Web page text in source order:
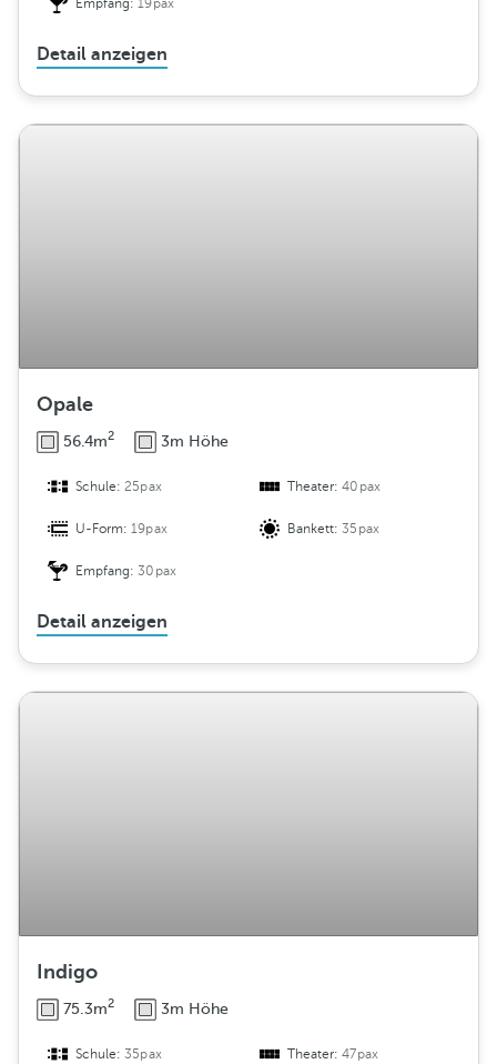
Empfang:19pax
Detail anzeigen
Opale
56.4m2 3m Höhe
Schule:25pax Theater:40pax
U-Form:19pax Bankett:35pax
Empfang:30pax
Detail anzeigen
Indigo
75.3m2 3m Höhe
Schule:35pax Theater:47pax